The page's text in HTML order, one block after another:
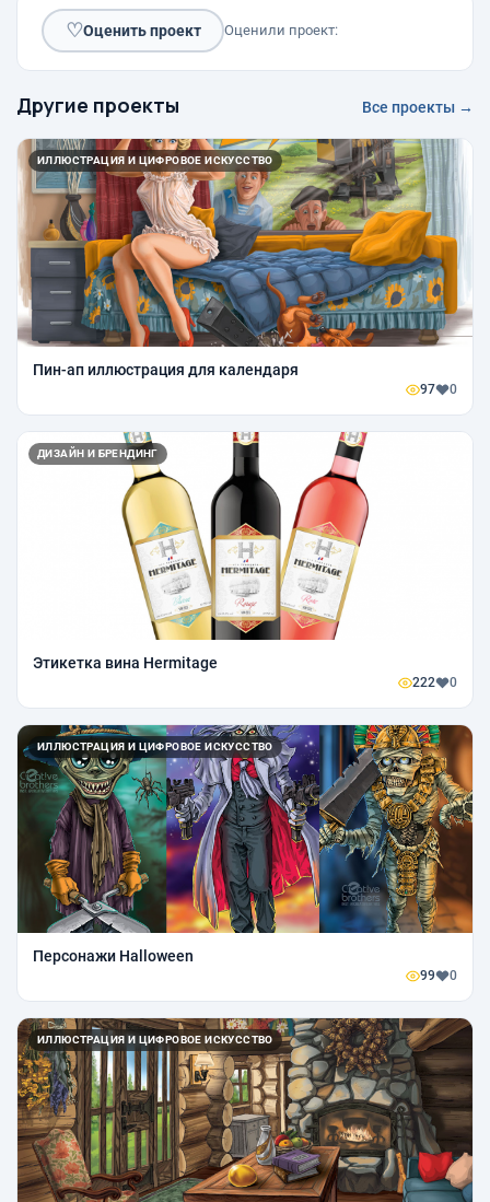
♡Оценить проект Оценили проект:
Другие проекты Все проекты →
ИЛЛЮСТРАЦИЯ И ЦИФРОВОЕ ИСКУССТВО
Пин-ап иллюстрация для календаря
97 0
ДИЗАЙН И БРЕНДИНГ
Этикетка вина Hermitage
222 0
ИЛЛЮСТРАЦИЯ И ЦИФРОВОЕ ИСКУССТВО
Персонажи Halloween
99 0
ИЛЛЮСТРАЦИЯ И ЦИФРОВОЕ ИСКУССТВО